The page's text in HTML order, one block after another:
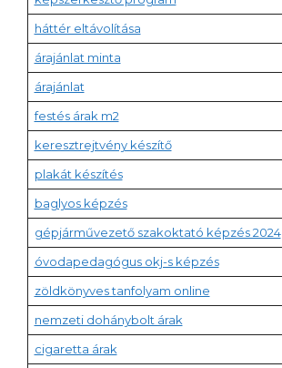
háttér eltávolítása
árajánlat minta
árajánlat
festés árak m2
keresztrejtvény készítő
plakát készítés
baglyos képzés
gépjárművezető szakoktató képzés 2024
óvodapedagógus okj-s képzés
zöldkönyves tanfolyam online
nemzeti dohánybolt árak
cigaretta árak